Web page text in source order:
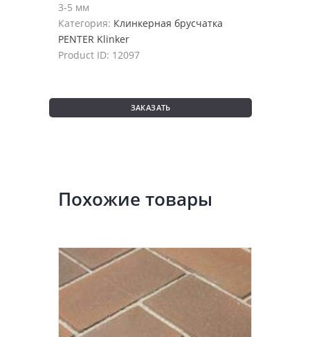
3-5 мм
Категория: Клинкерная брусчатка
PENTER Klinker
Product ID: 12097
ЗАКАЗАТЬ
Похожие товары